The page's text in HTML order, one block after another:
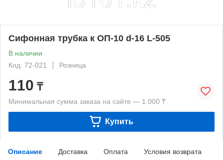
Сифонная трубка к ОП-10 d-16 L-505
В наличии
Код: 72-021
Розница
110 ₸
Минимальная сумма заказа на сайте — 1 000 ₸
Купить
Описание Доставка Оплата Условия возврата